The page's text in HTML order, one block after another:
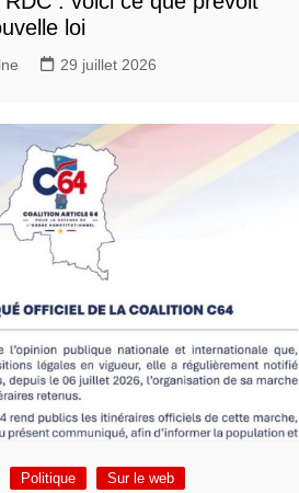
loi
29 juillet 2026
Politique Sur le web